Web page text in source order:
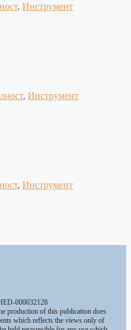
, Инструмент
, Инструмент
, Инструмент
000032128
production of this publication does
which reflects the views only of